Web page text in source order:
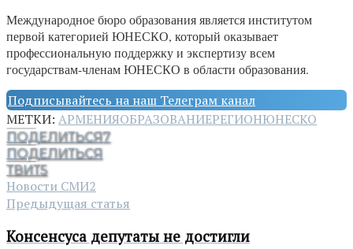
Международное бюро образования является институтом
первой категорией ЮНЕСКО, который оказывает
профессиональную поддержку и экспертизу всем
государствам-членам ЮНЕСКО в области образования.
Подписывайтесь на наш Телеграм канал
МЕТКИ: АРМЕНИЯОБРАЗОВАНИЕРЕГИОНЮНЕСКО
ПОДЕЛИТЬСЯ7
ПОДЕЛИТЬСЯ
ТВИТ5
Новости СМИ2
Предыдущая статья
Консенсуса депутаты не достигли